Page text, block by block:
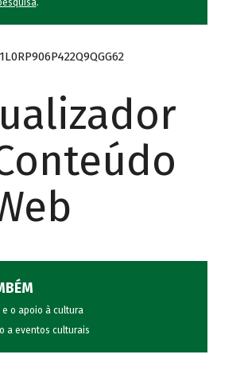
.
e o apoio à cultura
a eventos culturais